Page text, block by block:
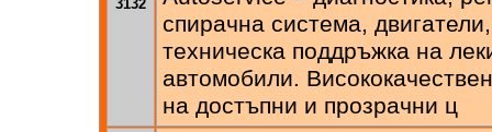
3132
спирачна система,
техническа поддръжка на
автомобили.
на достъпни и прозрачни ц